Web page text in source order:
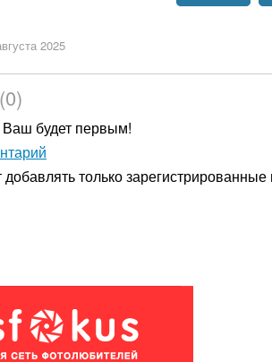
2025
будет первым!
толькозарегистрированные